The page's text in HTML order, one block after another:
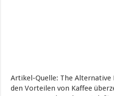
Artikel-Quelle: The Alternative
den Vorteilen von Kaffee